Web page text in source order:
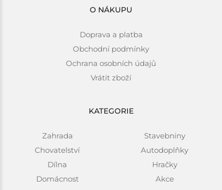
O NÁKUPU
Doprava a platba
Obchodní podmínky
Ochrana osobních údajů
Vrátit zboží
KATEGORIE
Zahrada
Chovatelství
Dílna
Domácnost
Stavebniny
Autodoplňky
Hračky
Akce